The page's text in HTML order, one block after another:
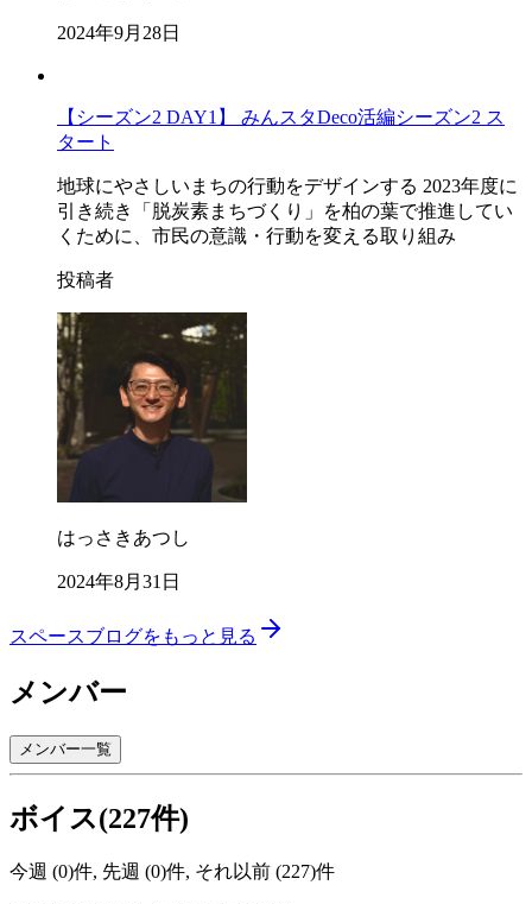
2024年9月28日
【シーズン2 DAY1】 みんスタDeco活編シーズン2 ス
タート
地球にやさしいまちの行動をデザインする 2023年度に
引き続き「脱炭素まちづくり」を柏の葉で推進してい
くために、市民の意識・行動を変える取り組み
投稿者
はっさきあつし
2024年8月31日
スペースブログをもっと見る
メンバー
メンバー一覧
ボイス(227件)
今週 (0)件, 先週 (0)件, それ以前 (227)件